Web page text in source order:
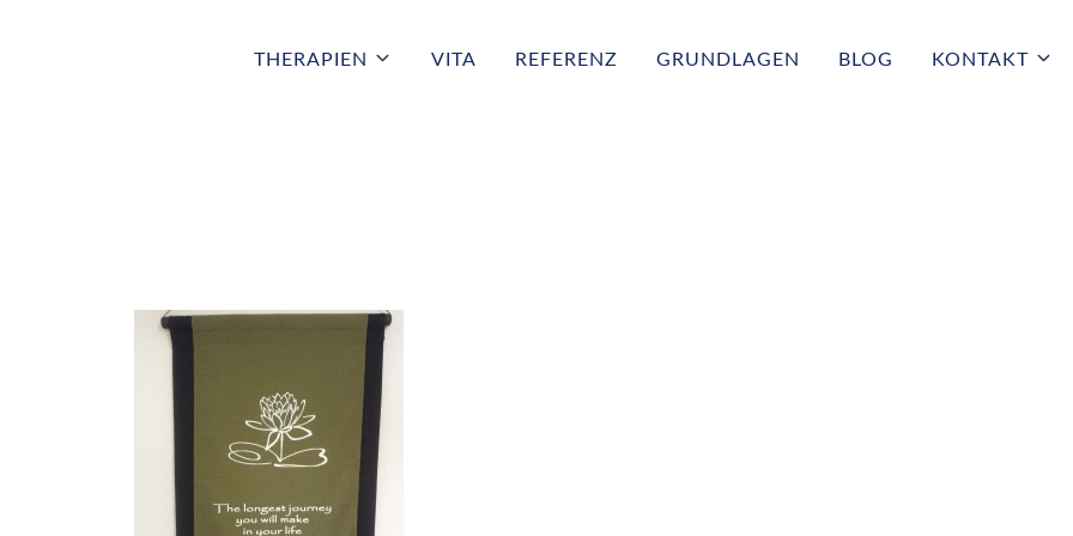
THERAPIEN VITA REFERENZ GRUNDLAGEN BLOG KONTAKT